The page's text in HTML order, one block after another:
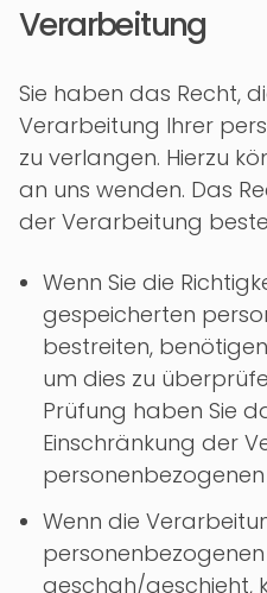
Verarbeitung
Sie haben das Recht,
Verarbeitung Ihrer
zu verlangen. Hierzu
an uns wenden. Das
der Verarbeitung
Wenn Sie die
gespeicherten
bestreiten,
um dies zu
Prüfung haben Sie
Einschränkung der
Wenn die
geschah/geschieht,